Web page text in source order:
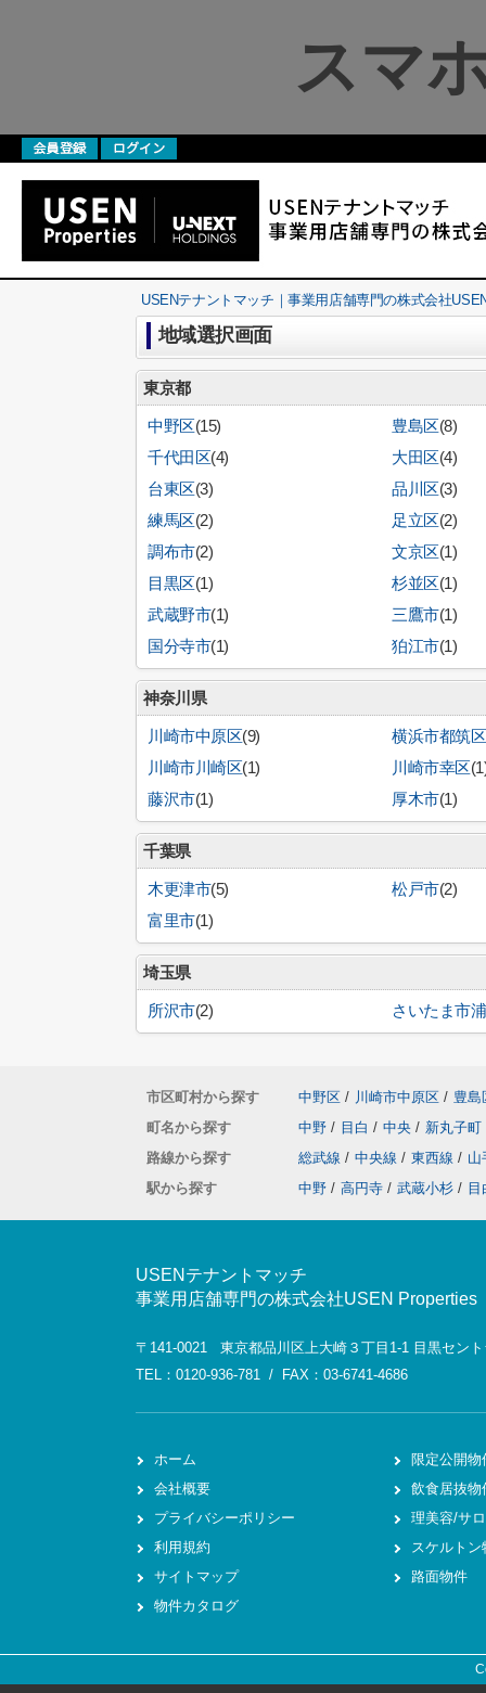
スマ
USENテナントマッチ｜事業用店舗専門の株式会社
地域選択画面
東京都
中野区(15) 豊島区(8)
千代田区(4) 大田区(4)
台東区(3) 品川区(3)
練馬区(2) 足立区(2)
調布市(2) 文京区(1)
目黒区(1) 杉並区(1)
武蔵野市(1) 三鷹市(1)
国分寺市(1) 狛江市(1)
神奈川県
川崎市中原区(9)
横浜市都筑区
川崎市川崎区(1) 川崎市幸区
藤沢市(1) 厚木市(1)
千葉県
木更津市(5) 松戸市(2)
富里市(1)
埼玉県
所沢市(2) さいたま市
市区町村から探す 中野区 / 川崎市中原区 / 豊島
町名から探す
中野 / 目白 / 中央 / 新丸子町
路線から探す
総武線 / 中央線 / 東西線 /
駅から探す
中野 / 高円寺 / 武蔵小杉 / 目
USENテナントマッチ
事業用店舗専門の株式会社USEN Properties
〒141-0021 東京都品川区上大崎３丁目1-1 目黒セン
TEL：0120-936-781 / FAX：03-6741-4686
ホーム
会社概要
プライバシーポリシー
利用規約
サイトマップ
物件カタログ
限定公開物
飲食居抜物
理美容/サ
スケルトン
路面物件